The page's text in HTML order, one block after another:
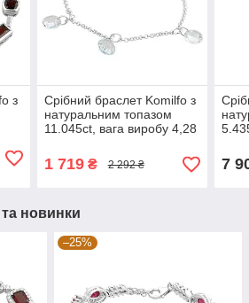
з
Срібний браслет Komilfo з
натуральним топазом
11.045ct, вага виробу 4,28
1 719₴ 2 292 ₴ 7
та новинки
–25%